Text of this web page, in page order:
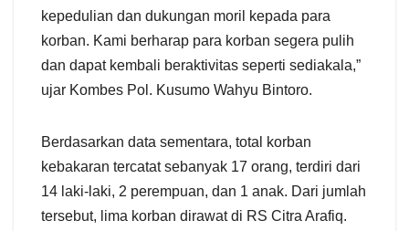
kepedulian dan dukungan moril kepada para
korban. Kami berharap para korban segera pulih
dan dapat kembali beraktivitas seperti sediakala,”
ujar Kombes Pol. Kusumo Wahyu Bintoro.
Berdasarkan data sementara, total korban
kebakaran tercatat sebanyak 17 orang, terdiri dari
14 laki-laki, 2 perempuan, dan 1 anak. Dari jumlah
tersebut, lima korban dirawat di RS Citra Arafiq.